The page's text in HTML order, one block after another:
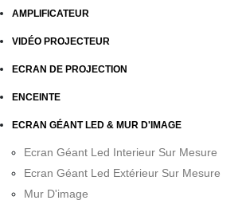
AMPLIFICATEUR
VIDÉO PROJECTEUR
ECRAN DE PROJECTION
ENCEINTE
ECRAN GÉANT LED & MUR D'IMAGE
Ecran Géant Led Interieur Sur Mesure
Ecran Géant Led Extérieur Sur Mesure
Mur D'image